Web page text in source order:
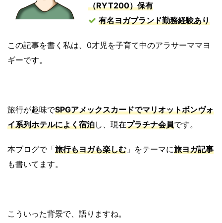
（RYT200）保有
有名ヨガブランド勤務経験あり
この記事を書く私は、0才児を子育て中のアラサーママヨ
ギーです。
旅行が趣味でSPGアメックスカードでマリオットボンヴォ
イ系列ホテルによく宿泊し、現在プラチナ会員です。
本ブログで「旅行もヨガも楽しむ 」をテーマに旅ヨガ記事
も書いてます。
こういった背景で、語りますね。